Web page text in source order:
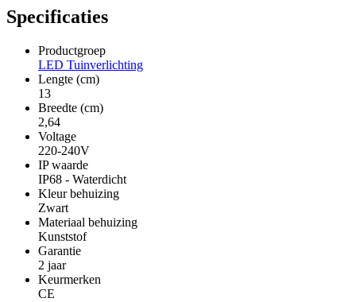
Specificaties
Productgroep
LED Tuinverlichting
Lengte (cm)
13
Breedte (cm)
2,64
Voltage
220-240V
IP waarde
IP68 - Waterdicht
Kleur behuizing
Zwart
Materiaal behuizing
Kunststof
Garantie
2 jaar
Keurmerken
CE